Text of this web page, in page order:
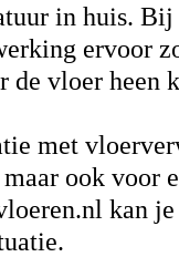
in huis.
ervoor
de vloer heen
met
ook voor
kan je